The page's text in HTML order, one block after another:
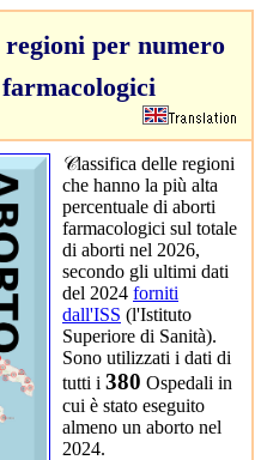
regioni per numero
𝒞lassifica delle regioni
che hanno la più alta
percentuale di aborti
farmacologici sul totale
di aborti nel 2026,
secondo gli ultimi dati
del 2024 forniti
dall'ISS (l'Istituto
Superiore di Sanità).
Sono utilizzati i dati di
tutti i 380 Ospedali in
cui è stato eseguito
almeno un aborto nel
2024.